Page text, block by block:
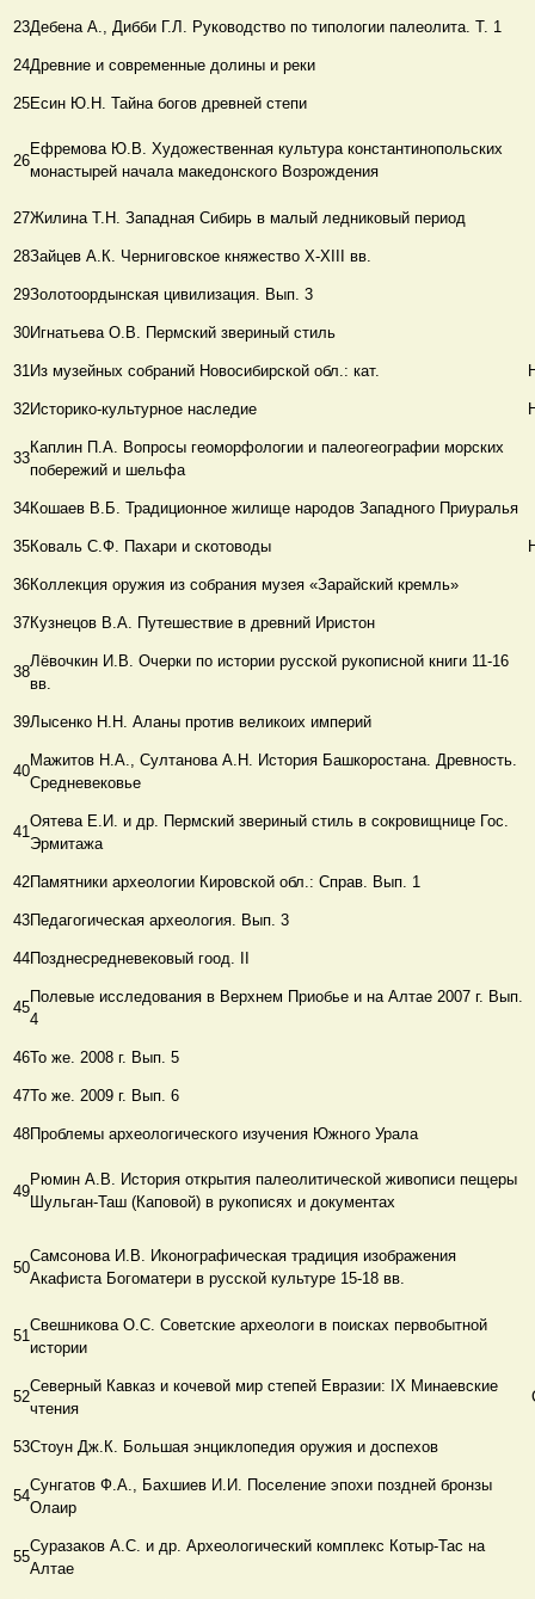
23Дебена А., Дибби Г.Л. Руководство по типологии палеолита. Т. 1
24Древние и современные долины и реки
25Есин Ю.Н. Тайна богов древней степи
26
Ефремова Ю.В. Художественная культура константинопольских
монастырей начала македонского Возрождения
27Жилина Т.Н. Западная Сибирь в малый ледниковый период
28Зайцев А.К. Черниговское княжество Х-ХΙΙΙ вв.
29Золотоордынская цивилизация. Вып. 3
30Игнатьева О.В. Пермский звериный стиль
31Из музейных собраний Новосибирской обл.: кат.
32Историко-культурное наследие
33
Каплин П.А. Вопросы геоморфологии и палеогеографии морских
побережий и шельфа
34Кошаев В.Б. Традиционное жилище народов Западного Приуралья
35Коваль С.Ф. Пахари и скотоводы
36Коллекция оружия из собрания музея «Зарайский кремль»
37Кузнецов В.А. Путешествие в древний Иристон
38
Лёвочкин И.В. Очерки по истории русской рукописной книги 11-16
вв.
39Лысенко Н.Н. Аланы против великоих империй
40
Мажитов Н.А., Султанова А.Н. История Башкоростана. Древность.
Средневековье
41
Оятева Е.И. и др. Пермский звериный стиль в сокровищнице Гос.
Эрмитажа
42Памятники археологии Кировской обл.: Справ. Вып. 1
43Педагогическая археология. Вып. 3
44Позднесредневековый гоод. ΙΙ
45
Полевые исследования в Верхнем Приобье и на Алтае 2007 г. Вып.
4
46То же. 2008 г. Вып. 5
47То же. 2009 г. Вып. 6
48Проблемы археологического изучения Южного Урала
49
Рюмин А.В. История открытия палеолитической живописи пещеры
Шульган-Таш (Каповой) в рукописях и документах
50
Самсонова И.В. Иконографическая традиция изображения
Акафиста Богоматери в русской культуре 15-18 вв.
51
Свешникова О.С. Советские археологи в поисках первобытной
истории
52
Северный Кавказ и кочевой мир степей Евразии: ΙХ Минаевские
чтения
53Стоун Дж.К. Большая энциклопедия оружия и доспехов
54
Сунгатов Ф.А., Бахшиев И.И. Поселение эпохи поздней бронзы
Олаир
55
Суразаков А.С. и др. Археологический комплекс Котыр-Тас на
Алтае